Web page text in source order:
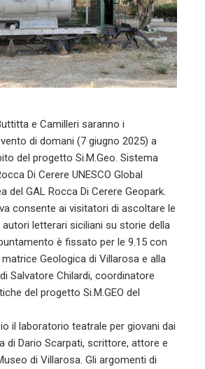
e Camilleri saranno i
di domani (7 giugno 2025) a
del progetto Si.M.Geo. Sistema
Di Cerere UNESCO Global
del GAL Rocca Di Cerere Geopark.
consente ai visitatori di ascoltare le
letterari siciliani su storie della
è fissato per le 9.15 con
matrice Geologica di Villarosa e alla
Salvatore Chilardi, coordinatore
del progetto Si.M.GEO del
il laboratorio teatrale per giovani dai
di Dario Scarpati, scrittore, attore e
di Villarosa. Gli argomenti di